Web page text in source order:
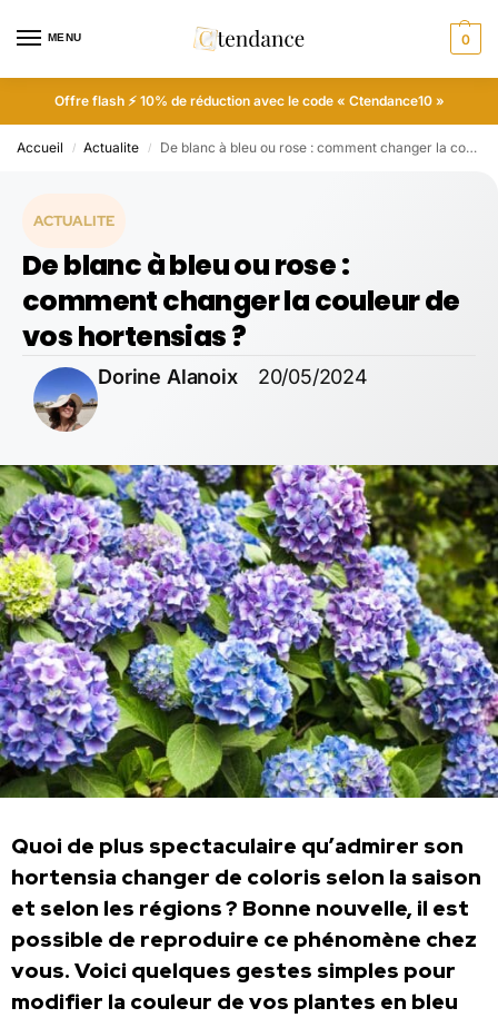
MENU 0
Offre flash ⚡ 10% de réduction avec le code « Ctendance10 »
Accueil / Actualite / De blanc à bleu ou rose : comment changer la couleur de vos hortensias ?
ACTUALITE
De blanc à bleu ou rose :
comment changer la couleur de
vos hortensias ?
Dorine Alanoix 20/05/2024
Quoi de plus spectaculaire qu’admirer son
hortensia changer de coloris selon la saison
et selon les régions ? Bonne nouvelle, il est
possible de reproduire ce phénomène chez
vous. Voici quelques gestes simples pour
modifier la couleur de vos plantes en bleu